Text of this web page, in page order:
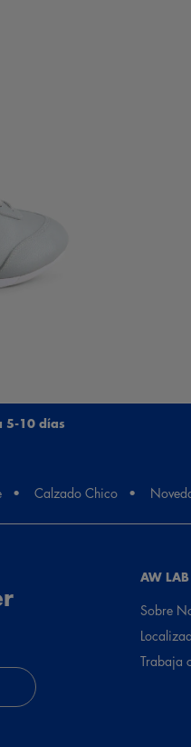
5-10 días
Calzado Chico
AW LAB
Sobre
Trabaja